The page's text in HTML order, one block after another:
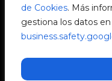
de Cookies. Más
gestiona los datos
V2C Cloud